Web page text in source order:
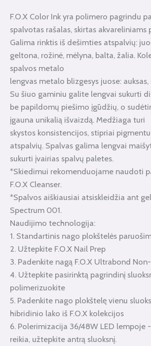
F.O.X Color Ink yra polimero pagrindu
spalvotas rašalas, skirtas akvareliniams
Galima rinktis iš dešimties atspalvių:
geltona, rožinė, mėlyna, balta, žalia.
spalvos metalo
lengvas metalo blizgesys juose:
Su šiuo gaminiu galite lengvai sukurti
be papildomų piešimo įgūdžių, o
įgauna unikalią išvaizdą. Medžiaga turi
skystos konsistencijos, stipriai
atspalvių. Spalvas galima lengvai
sukurti įvairias spalvų paletes.
*Skiedimui rekomenduojame naudoti
F.O.X Cleanser.
*Spalvos aiškiausiai atsiskleidžia ant
Spectrum 001.
Naudijimo technologija:
1. Standartinis nago plokštelės
2. Užtepkite F.O.X Nail Prep
3. Padenkite nagą F.O.X Ultrabond
4. Užtepkite pasirinktą pagrindinį
polimerizuokite
5. Padenkite nago plokštelę vienu
hibridinio lako iš F.O.X kolekcijos
6. Polerimizacija 36/48W LED lempoje -
reikia, užtepkite antrą sluoksnį.